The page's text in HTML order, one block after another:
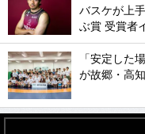
バスケが上
ぶ賞 受賞者
「安定した
が故郷・高